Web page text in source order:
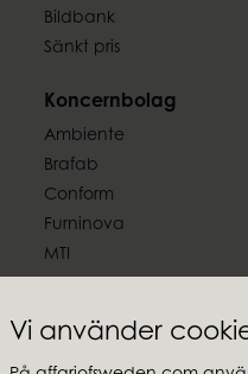
Vi använder
Bildbank
Sänkt pris
Koncernbolag
Ambiente
Brafab
Conform
Furninova
MTI